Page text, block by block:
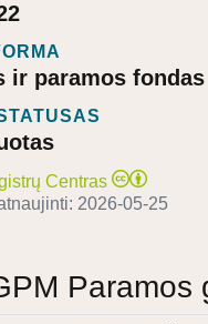
ir paramos fondas
Centras
2026-05-25
Paramos